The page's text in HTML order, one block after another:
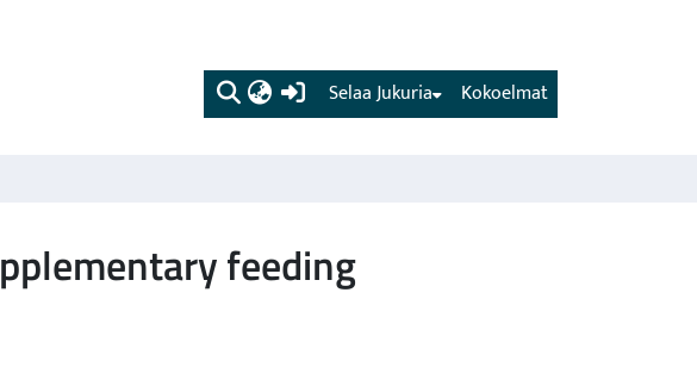
(current) Kokoelmat
Selaa Jukuria
feeding